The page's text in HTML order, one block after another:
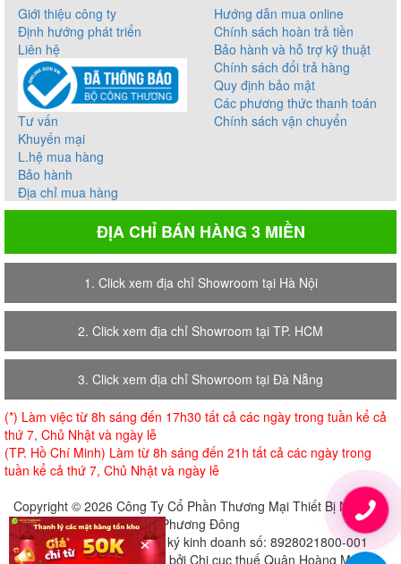
Giới thiệu công ty
Định hướng phát triển
Liên hệ
Tư vấn
Khuyến mại
L.hệ mua hàng
Bảo hành
Địa chỉ mua hàng
Hướng dẫn mua online
Chính sách hoàn trả tiền
Bảo hành và hỗ trợ kỹ thuật
Chính sách đổi trả hàng
Quy định bảo mật
Các phương thức thanh toán
Chính sách vận chuyển
ĐỊA CHỈ BÁN HÀNG 3 MIỀN
1. Click xem địa chỉ Showroom tại Hà Nội
2. Click xem địa chỉ Showroom tại TP. HCM
3. Click xem địa chỉ Showroom tại Đà Nẵng
(*) Làm việc từ 8h sáng đến 17h30 tất cả các ngày trong tuần kể cả
thứ 7, Chủ Nhật và ngày lễ
(TP. Hồ Chí Minh) Làm từ 8h sáng đến 21h tất cả các ngày trong
tuần kể cả thứ 7, Chủ Nhật và ngày lễ
Copyright © 2026 Công Ty Cổ Phần Thương Mại Thiết Bị Nội Thất
Phương Đông
Giấy chứng nhận đăng ký kinh doanh số: 8928021800-001
Cấp ngày 18-07-2018 bởi Chi cục thuế Quận Hoàng Mai
×